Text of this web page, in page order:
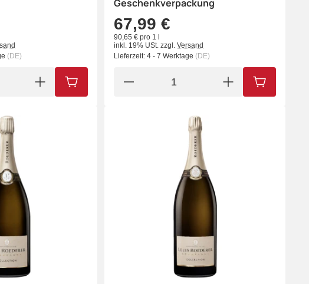
(DE)
IN DEN WARENKORB
Geschenkverpackung
67,99 €
90,65 € pro 1 l
inkl. 19% USt. zzgl. Versand
Lieferzeit: 4 - 7 Werktage (DE)
IN DEN